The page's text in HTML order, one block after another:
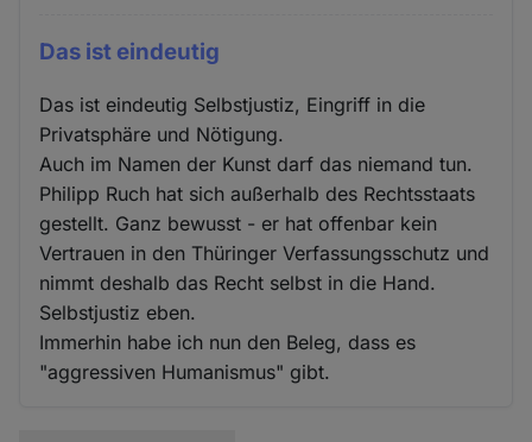
Das ist eindeutig
Das ist eindeutig Selbstjustiz, Eingriff in die
Privatsphäre und Nötigung.
Auch im Namen der Kunst darf das niemand tun.
Philipp Ruch hat sich außerhalb des Rechtsstaats
gestellt. Ganz bewusst - er hat offenbar kein
Vertrauen in den Thüringer Verfassungsschutz und
nimmt deshalb das Recht selbst in die Hand.
Selbstjustiz eben.
Immerhin habe ich nun den Beleg, dass es
"aggressiven Humanismus" gibt.